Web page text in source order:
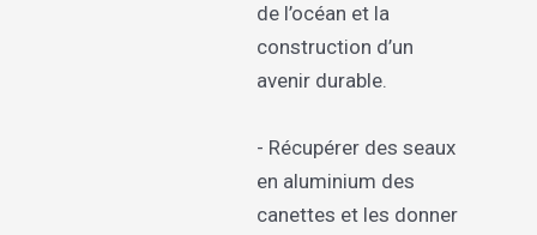
de l’océan et la
construction d’un
avenir durable.
- Récupérer des seaux
en aluminium des
canettes et les donner